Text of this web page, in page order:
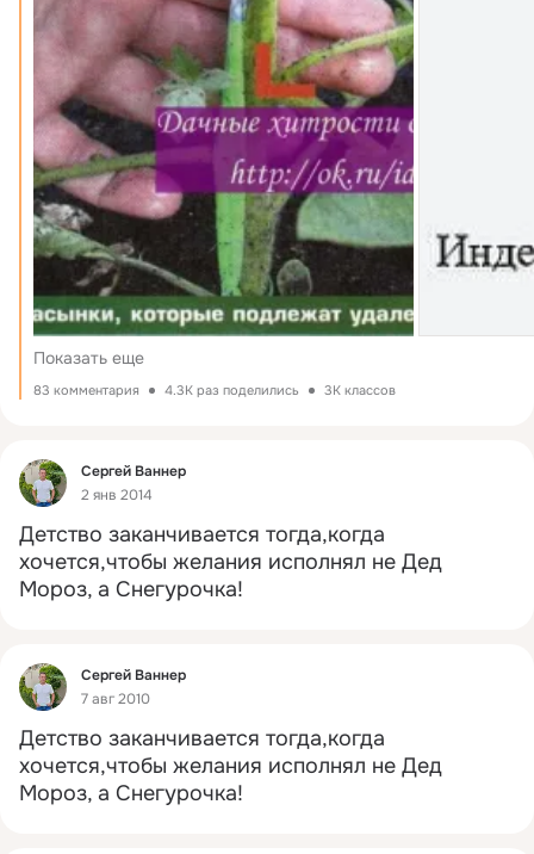
Показать еще
83 комментария 4.3K раз поделились 3K классов
Фид
Сергей Ваннер
2 янв 2014
Детство заканчивается тогда,когда
хочется,чтобы желания исполнял не Дед
Мороз, а Снегурочка!
Фид
Сергей Ваннер
7 авг 2010
Детство заканчивается тогда,когда
хочется,чтобы желания исполнял не Дед
Мороз, а Снегурочка!